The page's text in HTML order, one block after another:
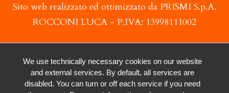
Sito web realizzato ed ottimizzato da PRISMI S.p.A.
ROCCONI LUCA - P.IVA: 13998111002
We use technically necessary cookies on our website
and external services. By default, all services are
disabled. You can turn or off each service if you need